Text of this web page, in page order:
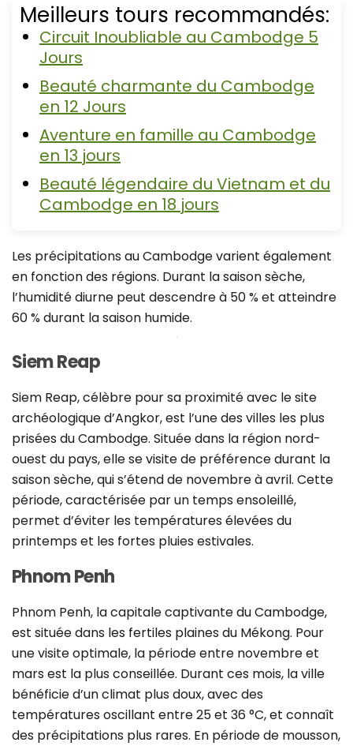
Meilleurs tours recommandés:
Circuit Inoubliable au Cambodge 5
Jours
Beauté charmante du Cambodge
en 12 Jours
Aventure en famille au Cambodge
en 13 jours
Beauté légendaire du Vietnam et du
Cambodge en 18 jours
Les précipitations au Cambodge varient également
en fonction des régions. Durant la saison sèche,
l’humidité diurne peut descendre à 50 % et atteindre
60 % durant la saison humide.
Siem Reap
Siem Reap, célèbre pour sa proximité avec le site
archéologique d’Angkor, est l’une des villes les plus
prisées du Cambodge. Située dans la région nord-
ouest du pays, elle se visite de préférence durant la
saison sèche, qui s’étend de novembre à avril. Cette
période, caractérisée par un temps ensoleillé,
permet d’éviter les températures élevées du
printemps et les fortes pluies estivales.
Phnom Penh
Phnom Penh, la capitale captivante du Cambodge,
est située dans les fertiles plaines du Mékong. Pour
une visite optimale, la période entre novembre et
mars est la plus conseillée. Durant ces mois, la ville
bénéficie d’un climat plus doux, avec des
températures oscillant entre 25 et 36 °C, et connaît
des précipitations plus rares. En période de mousson,